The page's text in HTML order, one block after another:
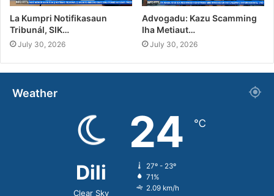
La Kumpri Notifikasaun
Tribunál, SIK…
July 30, 2026
Advogadu: Kazu Scamming
Iha Metiaut…
July 30, 2026
Weather
Dili
Clear Sky
24 ℃
27º - 23º
71%
2.09 km/h